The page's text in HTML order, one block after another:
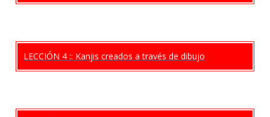
LECCIÓN 4 :: Kanjis creados a través de dibujo